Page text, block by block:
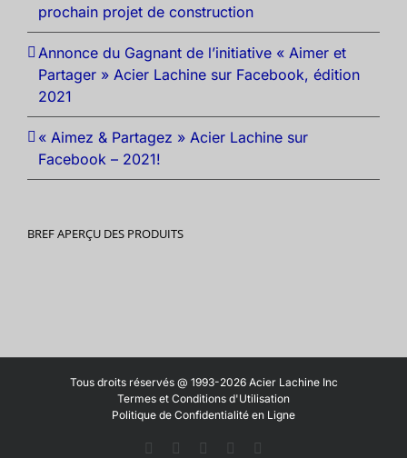
prochain projet de construction
Annonce du Gagnant de l’initiative « Aimer et
Partager » Acier Lachine sur Facebook, édition
2021
« Aimez & Partagez » Acier Lachine sur
Facebook – 2021!
BREF APERÇU DES PRODUITS
Tous droits réservés @ 1993-2026 Acier Lachine Inc
Termes et Conditions d'Utilisation
Politique de Confidentialité en Ligne
FacebookLinkedIn YouTube